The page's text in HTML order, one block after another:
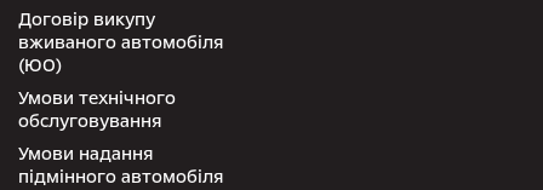
Договір викупу
вживаного автомобіля
(ЮО)
Умови технічного
обслуговування
Умови надання
підмінного автомобіля